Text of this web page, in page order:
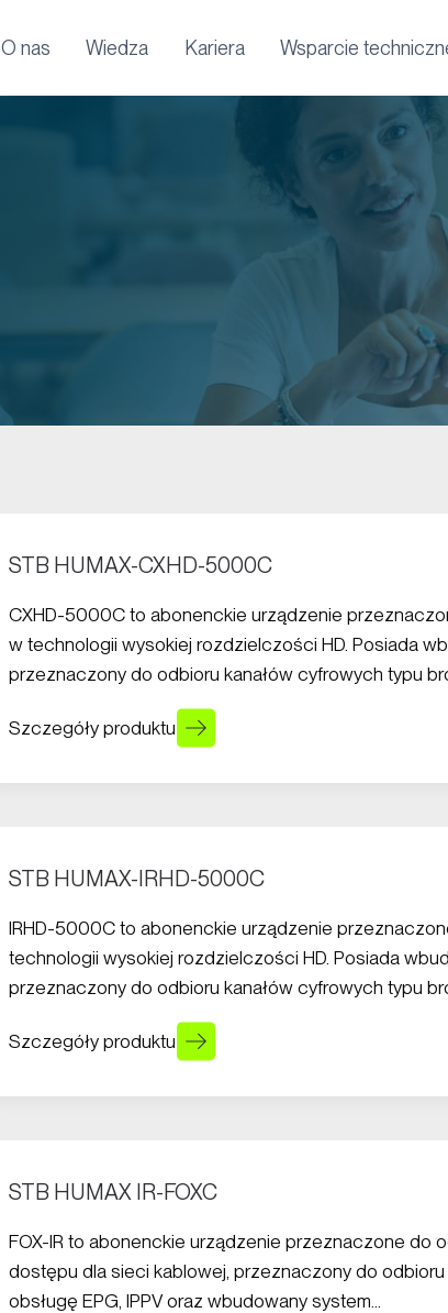
O nas Wiedza Kariera Wsparcie
STB HUMAX-CXHD-5000C
CXHD-5000C to abonenckie urządzenie
w technologii wysokiej rozdzielczości HD. Posiada
przeznaczony do odbioru kanałów cyfrowych typu
Szczegóły produktu
STB HUMAX-IRHD-5000C
IRHD-5000C to abonenckie urządzenie
technologii wysokiej rozdzielczości HD. Posiada
przeznaczony do odbioru kanałów cyfrowych typu
Szczegóły produktu
STB HUMAX IR-FOXC
FOX-IR to abonenckie urządzenie przeznaczone do
dostępu dla sieci kablowej, przeznaczony do
obsługę EPG, IPPV oraz wbudowany system…